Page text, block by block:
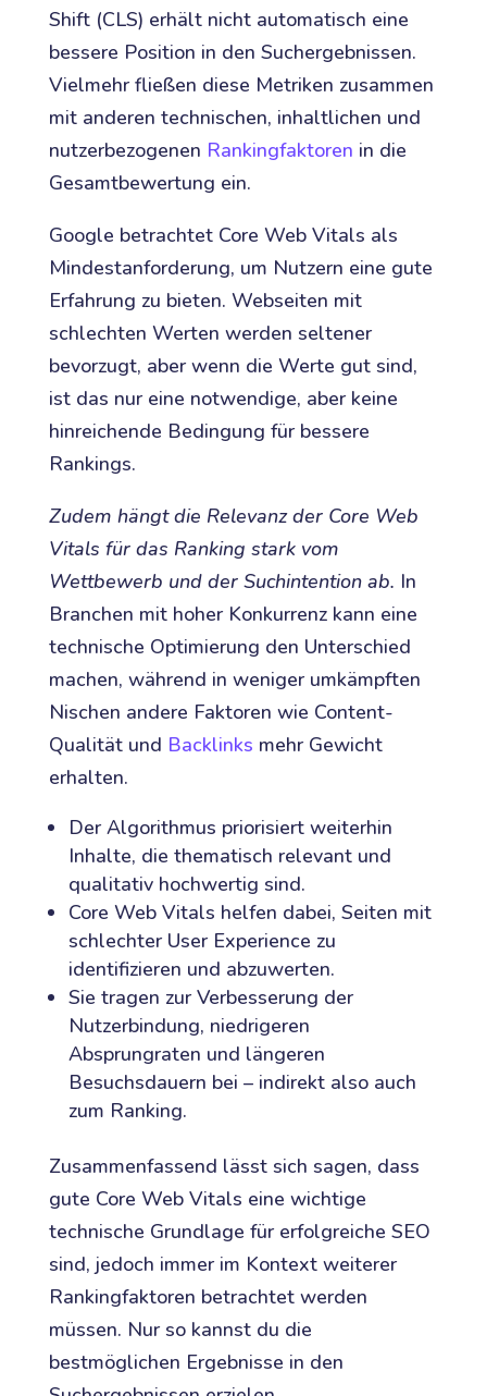
Shift (CLS) erhält nicht automatisch eine
bessere Position in den Suchergebnissen.
Vielmehr fließen diese Metriken zusammen
mit anderen technischen, inhaltlichen und
nutzerbezogenen Rankingfaktoren in die
Gesamtbewertung ein.
Google betrachtet Core Web Vitals als
Mindestanforderung, um Nutzern eine gute
Erfahrung zu bieten. Webseiten mit
schlechten Werten werden seltener
bevorzugt, aber wenn die Werte gut sind,
ist das nur eine notwendige, aber keine
hinreichende Bedingung für bessere
Rankings.
Zudem hängt die Relevanz der Core Web
Vitals für das Ranking stark vom
Wettbewerb und der Suchintention ab. In
Branchen mit hoher Konkurrenz kann eine
technische Optimierung den Unterschied
machen, während in weniger umkämpften
Nischen andere Faktoren wie Content-
Qualität und Backlinks mehr Gewicht
erhalten.
Der Algorithmus priorisiert weiterhin
Inhalte, die thematisch relevant und
qualitativ hochwertig sind.
Core Web Vitals helfen dabei, Seiten mit
schlechter User Experience zu
identifizieren und abzuwerten.
Sie tragen zur Verbesserung der
Nutzerbindung, niedrigeren
Absprungraten und längeren
Besuchsdauern bei – indirekt also auch
zum Ranking.
Zusammenfassend lässt sich sagen, dass
gute Core Web Vitals eine wichtige
technische Grundlage für erfolgreiche SEO
sind, jedoch immer im Kontext weiterer
Rankingfaktoren betrachtet werden
müssen. Nur so kannst du die
bestmöglichen Ergebnisse in den